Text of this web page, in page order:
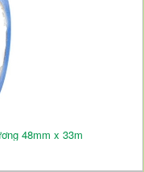
48mm x 33m